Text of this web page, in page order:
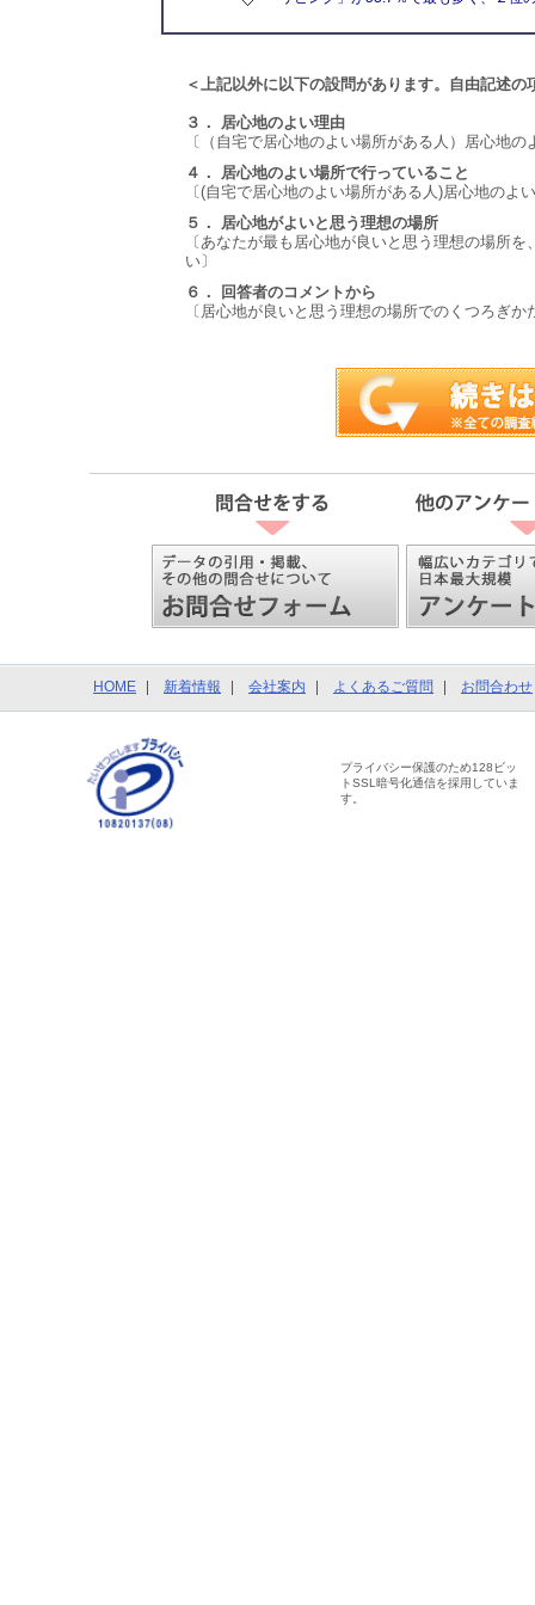
＜上記以外に以下の設問があります。自由記述の
３． 居心地のよい理由
〔（自宅で居心地のよい場所がある人）居心地
４． 居心地のよい場所で行っていること
〔(自宅で居心地のよい場所がある人)居心地の
５． 居心地がよいと思う理想の場所
〔あなたが最も居心地が良いと思う理想の場所
い〕
６． 回答者のコメントから
〔居心地が良いと思う理想の場所でのくつろぎか
HOME 新着情報 会社案内 よくあるご質問 お問合わせ
プライバシー保護のため128ビッ
トSSL暗号化通信を採用していま
す。